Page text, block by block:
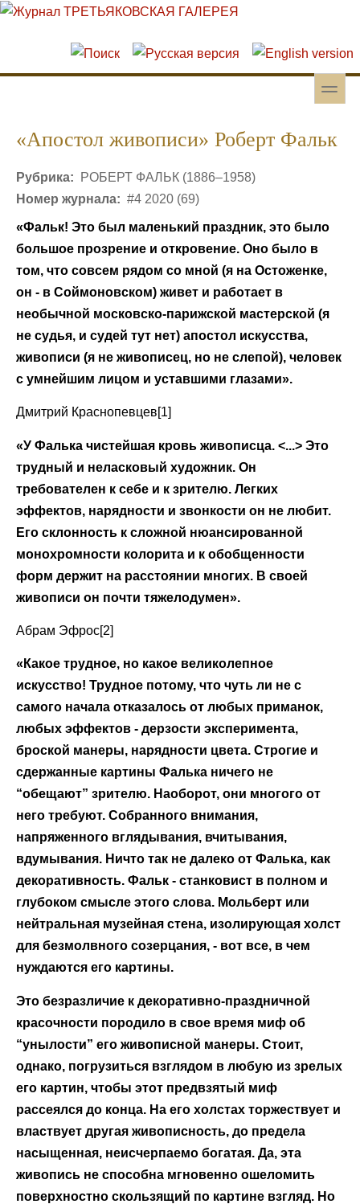
Перейти к основному содержанию
Skip to search
toggle
«Апостол живописи» Роберт Фальк
Рубрика:
РОБЕРТ ФАЛЬК (1886–1958)
Номер журнала: #4 2020 (69)
«Фальк! Это был маленький праздник, это было
большое прозрение и откровение. Оно было в
том, что совсем рядом со мной (я на Остоженке,
он - в Соймоновском) живет и работает в
необычной московско-парижской мастерской (я
не судья, и судей тут нет) апостол искусства,
живописи (я не живописец, но не слепой), человек
с умнейшим лицом и уставшими глазами».
Дмитрий Краснопевцев[1]
«У Фалька чистейшая кровь живописца. <...> Это
трудный и неласковый художник. Он
требователен к себе и к зрителю. Легких
эффектов, нарядности и звонкости он не любит.
Его склонность к сложной нюансированной
монохромности колорита и к обобщенности
форм держит на расстоянии многих. В своей
живописи он почти тяжелодумен».
Абрам Эфрос[2]
«Какое трудное, но какое великолепное
искусство! Трудное потому, что чуть ли не с
самого начала отказалось от любых приманок,
любых эффектов - дерзости эксперимента,
броской манеры, нарядности цвета. Строгие и
сдержанные картины Фалька ничего не
“обещают” зрителю. Наоборот, они многого от
него требуют. Собранного внимания,
напряженного вглядывания, вчитывания,
вдумывания. Ничто так не далеко от Фалька, как
декоративность. Фальк - станковист в полном и
глубоком смысле этого слова. Мольберт или
нейтральная музейная стена, изолирующая холст
для безмолвного созерцания, - вот все, в чем
нуждаются его картины.
Это безразличие к декоративно-праздничной
красочности породило в свое время миф об
“унылости” его живописной манеры. Стоит,
однако, погрузиться взглядом в любую из зрелых
его картин, чтобы этот предвзятый миф
рассеялся до конца. На его холстах торжествует и
властвует другая живописность, до предела
насыщенная, неисчерпаемо богатая. Да, эта
живопись не способна мгновенно ошеломить
поверхностно скользящий по картине взгляд. Но